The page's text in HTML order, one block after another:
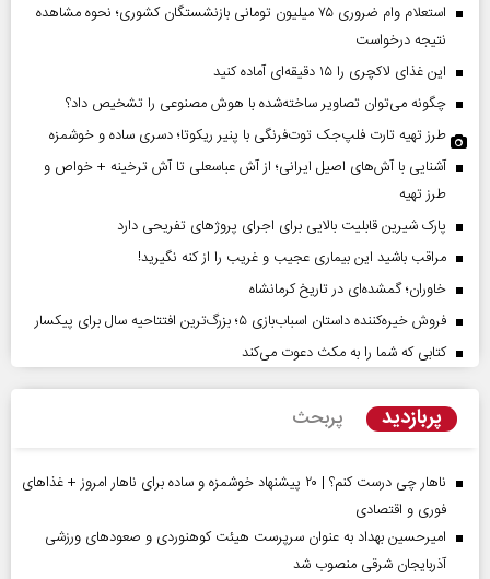
استعلام وام ضروری ۷۵ میلیون تومانی بازنشستگان کشوری؛ نحوه مشاهده
نتیجه درخواست
این غذای لاکچری را ۱۵ دقیقه‌ای آماده کنید
چگونه می‌توان تصاویر ساخته‌شده با هوش مصنوعی را تشخیص داد؟
طرز تهیه تارت فلپ‌جک توت‌فرنگی با پنیر ریکوتا؛ دسری ساده و خوشمزه
آشنایی با آش‌های اصیل ایرانی؛ از آش عباسعلی تا آش ترخینه + خواص و
طرز تهیه
پارک شیرین قابلیت‌ بالایی برای اجرای پروژهای تفریحی دارد
مراقب باشید این بیماری عجیب و غریب را از کنه نگیرید!
خاوران؛ گمشده‌ای در تاریخ کرمانشاه
فروش خیره‌کننده داستان اسباب‌بازی ۵؛ بزرگ‌ترین افتتاحیه سال برای پیکسار
کتابی که شما را به مکث دعوت می‌کند
پربازدید پربحث
ناهار چی درست کنم؟ | ۲۰ پیشنهاد خوشمزه و ساده برای ناهار امروز + غذاهای
فوری و اقتصادی
امیرحسین بهداد به عنوان سرپرست هیئت کوهنوردی و صعودهای ورزشی
آذربایجان شرقی منصوب شد